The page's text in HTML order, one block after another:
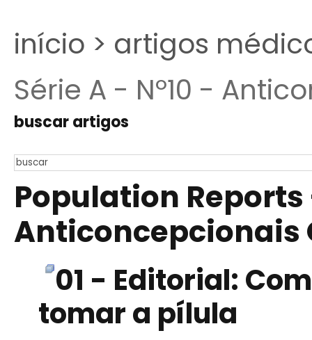
início > artigos
Série A - Nº10 -
buscar artigos
Population Reports
Anticoncepcionais
01 - Editorial:
tomar a pílula